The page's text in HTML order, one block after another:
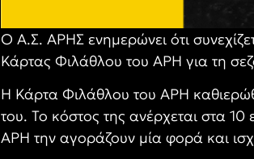
Ο Α.Σ. ΑΡΗΣ ενημερώνει ότι
Κάρτας Φιλάθλου του ΑΡΗ για τη
Η Κάρτα Φιλάθλου του ΑΡΗ
του. Το κόστος της ανέρχεται στα 10
ΑΡΗ την αγοράζουν μία φορά και